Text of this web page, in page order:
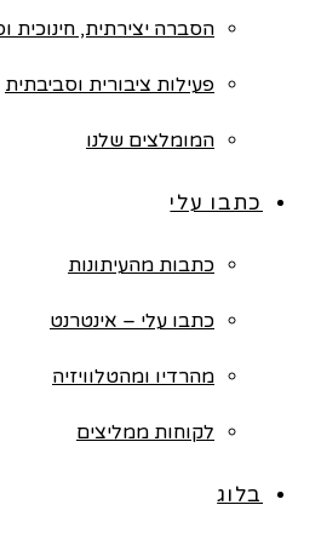
הסברה יצירתית, חינוכית
פעילות ציבורית וסביבתית
המומלצים שלנו
כתבו עלי
כתבות מהעיתונות
כתבו עלי – אינטרנט
מהרדיו ומהטלוויזיה
לקוחות ממליצים
בלוג